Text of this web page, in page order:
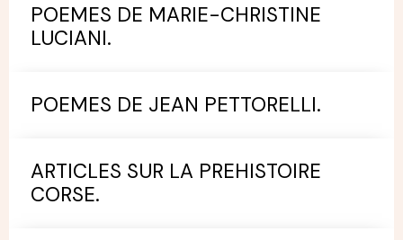
POEMES DE MARIE-CHRISTINE
LUCIANI.
POEMES DE JEAN PETTORELLI.
ARTICLES SUR LA PREHISTOIRE
CORSE.